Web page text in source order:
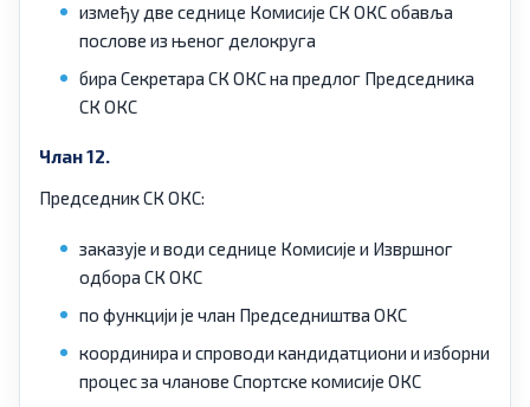
између две седнице Комисије СК ОКС обавља
послове из њеног делокруга
бира Секретара СК ОКС на предлог Председника
СК ОКС
Члан 12.
Председник СК ОКС:
заказује и води седнице Комисије и Извршног
одбора СК ОКС
по функцији је члан Председништва ОКС
координира и спроводи кандидатциони и изборни
процес за чланове Спортске комисије ОКС